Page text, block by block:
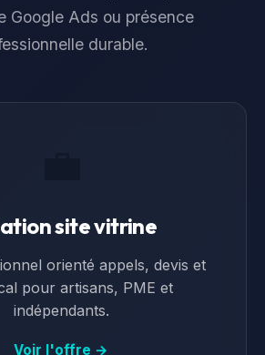
Google Ads ou présence
durable.
site vitrine
orienté appels, devis et
pour artisans, PME et
indépendants.
Voir l'offre →